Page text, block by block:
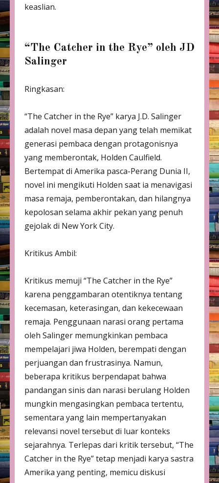
keaslian.
“The Catcher in the Rye” oleh JD
Salinger
Ringkasan:
“The Catcher in the Rye” karya J.D. Salinger
adalah novel masa depan yang telah memikat
generasi pembaca dengan protagonisnya
yang memberontak, Holden Caulfield.
Bertempat di Amerika pasca-Perang Dunia II,
novel ini mengikuti Holden saat ia menavigasi
masa remaja, pemberontakan, dan hilangnya
kepolosan selama akhir pekan yang penuh
gejolak di New York City.
Kritikus Ambil:
Kritikus memuji “The Catcher in the Rye”
karena penggambaran otentiknya tentang
kecemasan, keterasingan, dan kekecewaan
remaja. Penggunaan narasi orang pertama
oleh Salinger memungkinkan pembaca
mempelajari jiwa Holden, berempati dengan
perjuangan dan frustrasinya. Namun,
beberapa kritikus berpendapat bahwa
pandangan sinis dan narasi berulang Holden
mungkin mengasingkan pembaca tertentu,
sementara yang lain mempertanyakan
relevansi novel tersebut di luar konteks
sejarahnya. Terlepas dari kritik tersebut, “The
Catcher in the Rye” tetap menjadi karya sastra
Amerika yang penting, memicu diskusi